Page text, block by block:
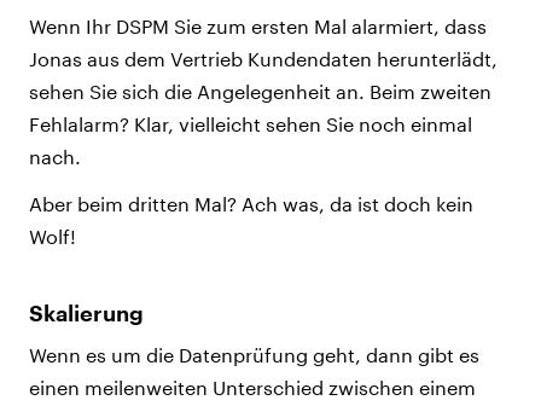
Wenn Ihr DSPM Sie zum ersten Mal alarmiert, dass
Jonas aus dem Vertrieb Kundendaten herunterlädt,
sehen Sie sich die Angelegenheit an. Beim zweiten
Fehlalarm? Klar, vielleicht sehen Sie noch einmal
nach.
Aber beim dritten Mal? Ach was, da ist doch kein
Wolf!
Skalierung
Wenn es um die Datenprüfung geht, dann gibt es
einen meilenweiten Unterschied zwischen einem